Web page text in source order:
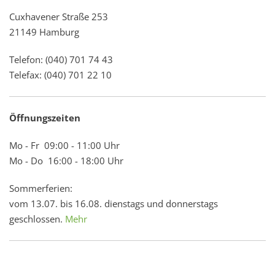
Cuxhavener Straße 253
21149 Hamburg
Telefon: (040) 701 74 43
Telefax: (040) 701 22 10
Öffnungszeiten
Mo - Fr 09:00 - 11:00 Uhr
Mo - Do 16:00 - 18:00 Uhr
Sommerferien:
vom 13.07. bis 16.08. dienstags und donnerstags
geschlossen. Mehr